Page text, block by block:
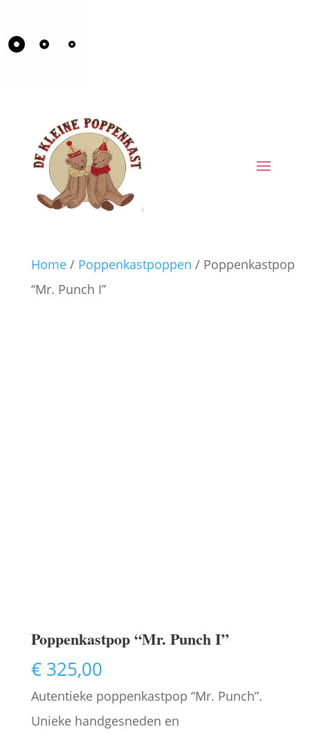
Home/ Poppenkastpoppen / Poppenkastpop
“Mr. Punch I”
Poppenkastpop “Mr. Punch I”
€325,00
Autentieke poppenkastpop “Mr. Punch”.
Unieke handgesneden en